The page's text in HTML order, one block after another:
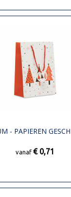
- PAPIEREN
vanaf € 0,71